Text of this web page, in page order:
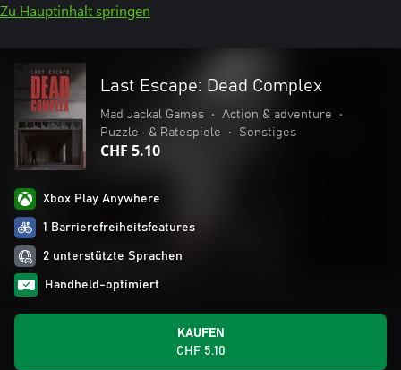
Zu Hauptinhalt springen
Last Escape: Dead Complex
Mad Jackal Games • Action & adventure
•
Puzzle- & Ratespiele
• Sonstiges
CHF 5.10
Xbox Play Anywhere
1 Barrierefreiheitsfeatures
2 unterstützte Sprachen
Handheld-optimiert
KAUFEN
CHF 5.10